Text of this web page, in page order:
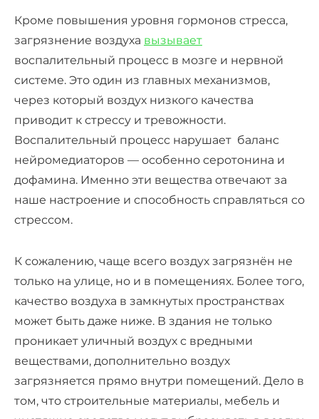
Кроме повышения уровня гормонов стресса,
загрязнение воздуха вызывает
воспалительный процесс в мозге и нервной
системе. Это один из главных механизмов,
через который воздух низкого качества
приводит к стрессу и тревожности.
Воспалительный процесс нарушает баланс
нейромедиаторов — особенно серотонина и
дофамина. Именно эти вещества отвечают за
наше настроение и способность справляться со
стрессом.
К сожалению, чаще всего воздух загрязнён не
только на улице, но и в помещениях. Более того,
качество воздуха в замкнутых пространствах
может быть даже ниже. В здания не только
проникает уличный воздух с вредными
веществами, дополнительно воздух
загрязняется прямо внутри помещений. Дело в
том, что строительные материалы, мебель и